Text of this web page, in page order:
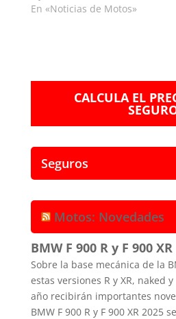
En «Noticias de Motos»
CALCULA EL
Seguros
Motos: Novedades
BMW F 900 R y F 900
Sobre la base mecánica de la
estas versiones R y XR, naked
año recibirán importantes
BMW F 900 R y F 900 XR 2025